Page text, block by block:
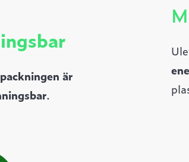
är
.